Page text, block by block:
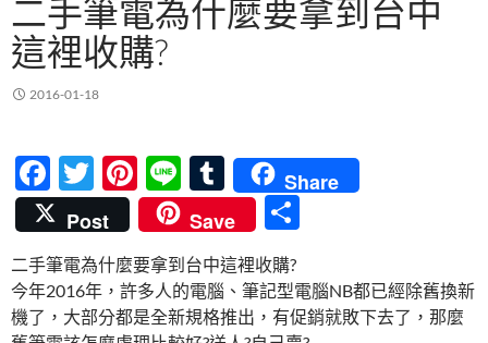
二手筆電為什麼要拿到台中
這裡收購?
2016-01-18
F
ac
e
b
o
T
w
itt
er
Pi
nt
er
es
t
Li
n
e
T
u
m
bl
r
Share
Post
Save
二手筆電為什麼要拿到台中這裡收購?
今年2016年，許多人的電腦、筆記型電腦NB都已經除舊換新
機了，大部分都是全新規格推出，有促銷就敗下去了，那麼